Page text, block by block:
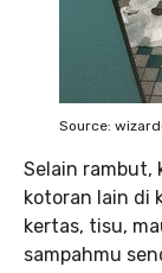
Source:
Selain rambut,
kotoran lain di
kertas, tisu,
sampahmu